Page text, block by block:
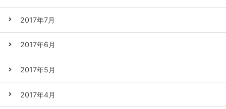
2017年7月
2017年6月
2017年5月
2017年4月